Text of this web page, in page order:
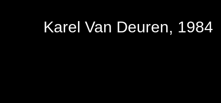
Karel Van Deuren, 1984